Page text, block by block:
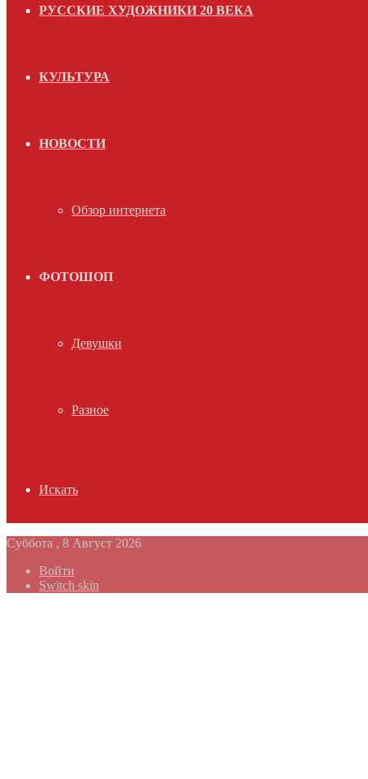
РУССКИЕ ХУДОЖНИКИ 20 ВЕКА
КУЛЬТУРА
НОВОСТИ
Обзор интернета
ФОТОШОП
Девушки
Разное
Искать
Суббота , 8 Август 2026
Войти
Switch skin